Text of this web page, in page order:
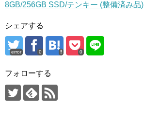
8GB/256GB SSD/テンキー (整備済み品)
シェアする
error 0 0
フォローする